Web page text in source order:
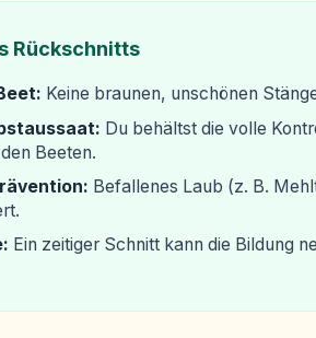
Rückschnitts
Keine braunen, unschönen
Du behältst die volle
Beeten.
Befallenes Laub (z. B.
Ein zeitiger Schnitt kann die Bildung